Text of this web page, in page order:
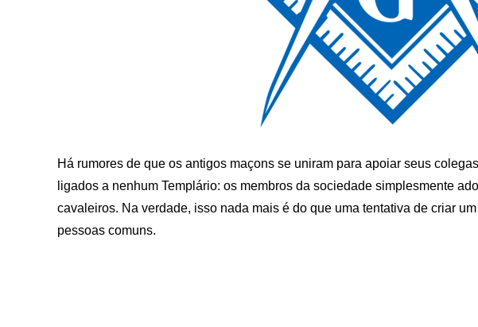
Há rumores de que os antigos maçons se uniram para apoiar seus
ligados a nenhum Templário: os membros da sociedade simplesmente
cavaleiros. Na verdade, isso nada mais é do que uma tentativa de criar
pessoas comuns.